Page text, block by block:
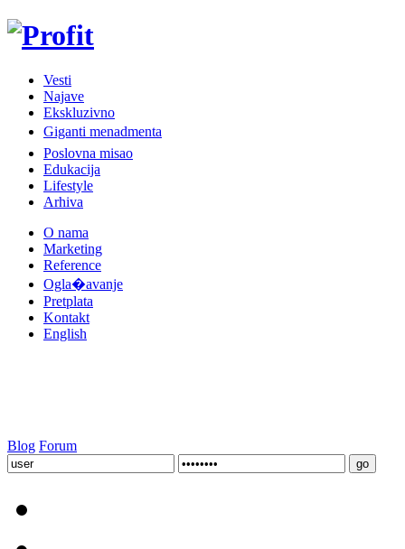
Vesti
Najave
Ekskluzivno
Giganti menadmenta
Poslovna misao
Edukacija
Lifestyle
Arhiva
O nama
Marketing
Reference
Ogla�avanje
Pretplata
Kontakt
English
Blog Forum